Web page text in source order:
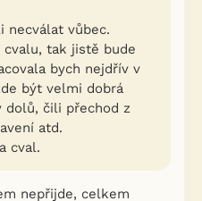
necválat vůbec.
tak jistě bude
bych nejdřív v
být velmi dobrá
dolů, čili přechod z
atd.
cval.
nepřijde, celkem